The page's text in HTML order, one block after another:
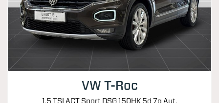
VW T-Roc
1,5 TSI ACT Sport DSG 150HK 5d 7g Aut.